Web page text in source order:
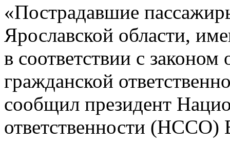
«Пострадавшие
Ярославской области,
в соответствии с
гражданской
сообщил президент
ответственности (НССО)